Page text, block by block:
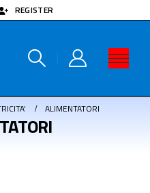
REGISTER
ALIMENTATORI